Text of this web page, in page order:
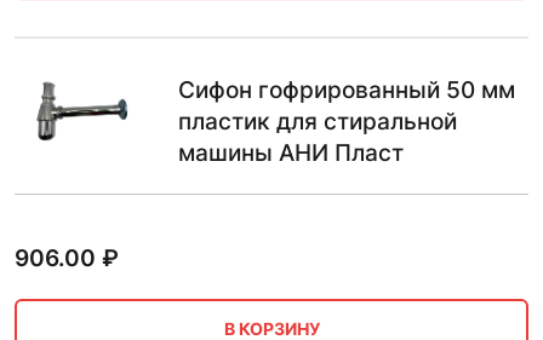
Сифон гофрированный 50 мм
пластик для стиральной
машины АНИ Пласт
906.00 ₽
В КОРЗИНУ